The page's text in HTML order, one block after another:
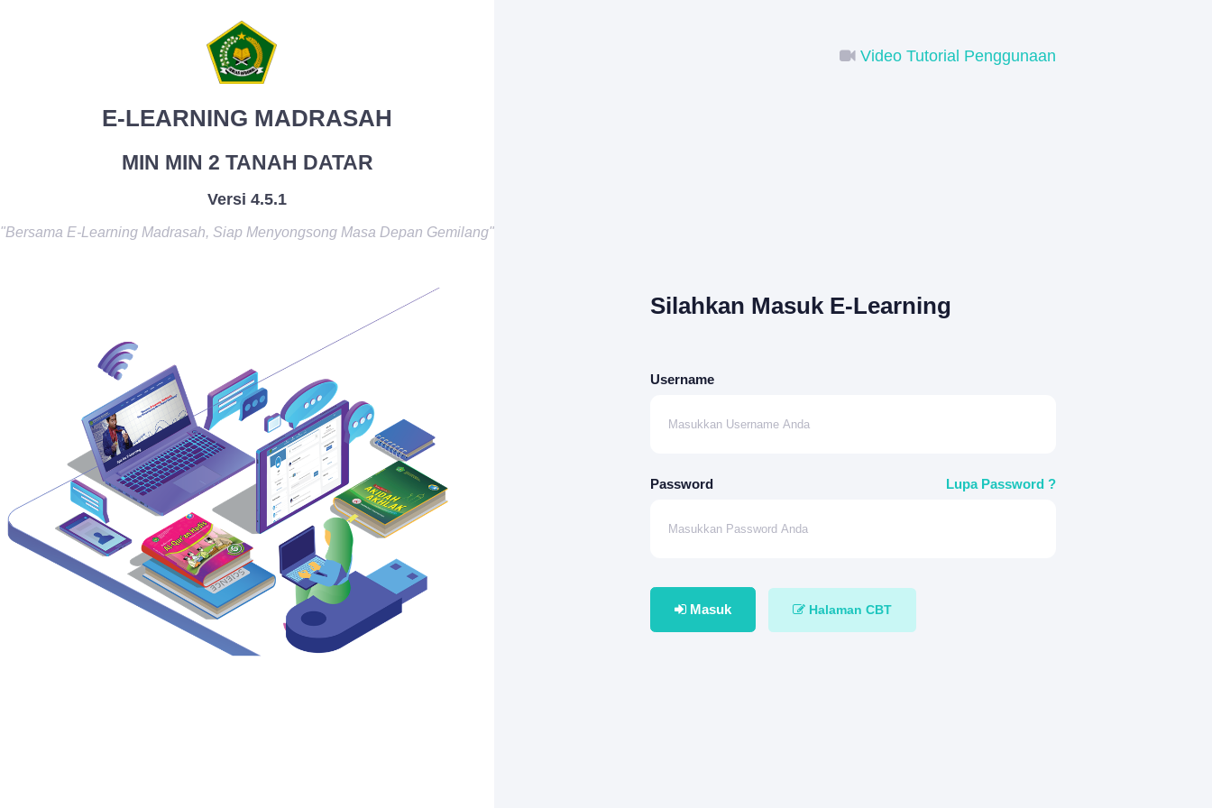
E-LEARNING MADRASAH
MIN MIN 2 TANAH DATAR
Versi 4.5.1
"Bersama E-Learning Madrasah, Siap Menyongsong Masa Depan Gemilang"
Video Tutorial Penggunaan
Silahkan Masuk E-Learning
Username
Password Lupa Password ?
Masuk Halaman CBT